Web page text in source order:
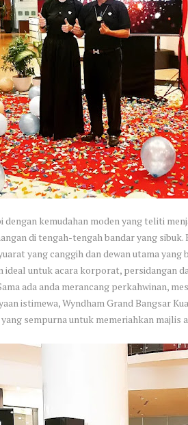
kemudahan moden yang teliti
di tengah-tengah bandar yang sibuk.
yang canggih dan dewan utama yang
ideal untuk acara korporat, persidangan
ada anda merancang perkahwinan,
istimewa, Wyndham Grand Bangsar
sempurna untuk memeriahkan majlis